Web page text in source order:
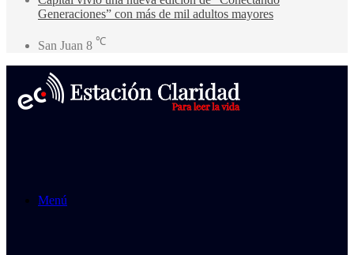
Generaciones” con más de mil adultos mayores
San Juan 8 ℃
Menú